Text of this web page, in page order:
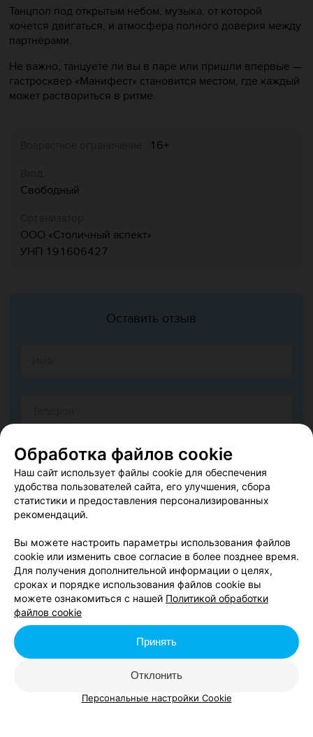
Танцпол под открытым небом, музыка, от которой
хочется двигаться, и атмосфера полного доверия между
партнёрами.
Не важно, танцуете ли вы в паре или пришли впервые —
гастросквер «Манифест» становится местом, где каждый
может раствориться в ритме.
16+
Свободный
ООО «Столичный аспект»
УНП 191606427
Оставить отзыв
Согласен опубликовать отзыв. Подробнее обусловиях
обработки персональных данныхимеханизме реализации
прав
Добавить отзыв
Пользовательского соглашения
Обработка файлов cookie
Наш сайт использует файлы cookie для обеспечения
удобства пользователей сайта, его улучшения, сбора
статистики и предоставления персонализированных
рекомендаций.
Вы можете настроить параметры использования файлов
cookie или изменить свое согласие в более позднее время.
Для получения дополнительной информации о целях,
сроках и порядке использования файлов cookie вы
можете ознакомиться с нашей Политикой обработки
файлов cookie
Отклонить
Принять
Персональные настройки Cookie